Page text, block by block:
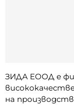
ЗИДА ЕООД e
на